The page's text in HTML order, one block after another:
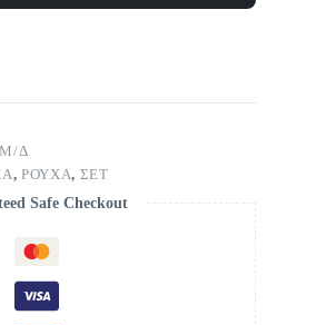
Μ/Δ
, ΡΟΥΧΑ, ΣΕΤ
Safe Checkout